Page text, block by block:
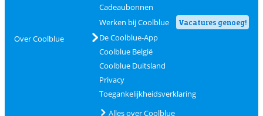
Over Coolblue
Cadeaubonnen
Werken bij Coolblue
Vacatures genoeg!
De Coolblue-App
Coolblue België
Coolblue Duitsland
Privacy
Toegankelijkheidsverklaring
Alles over Coolblue